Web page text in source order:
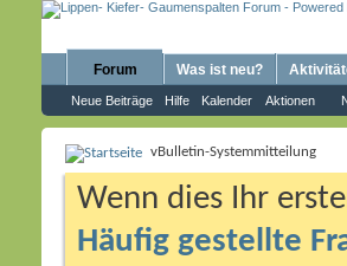
Forum
Neue Beiträge Hilfe Kalender Aktionen
Was ist neu?
vBulletin-Systemmitteilung
Wenn dies Ihr
Häufig gestellte